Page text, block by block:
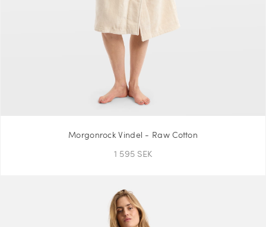
Morgonrock Vindel - Raw Cotton
1 595 SEK